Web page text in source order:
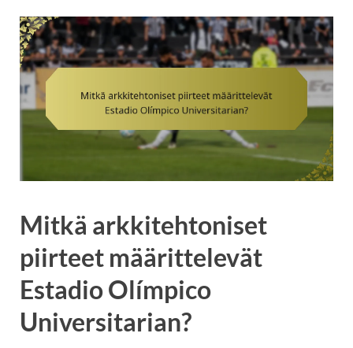
Mitkä arkkitehtoniset
piirteet määrittelevät
Estadio Olímpico
Universitarian?